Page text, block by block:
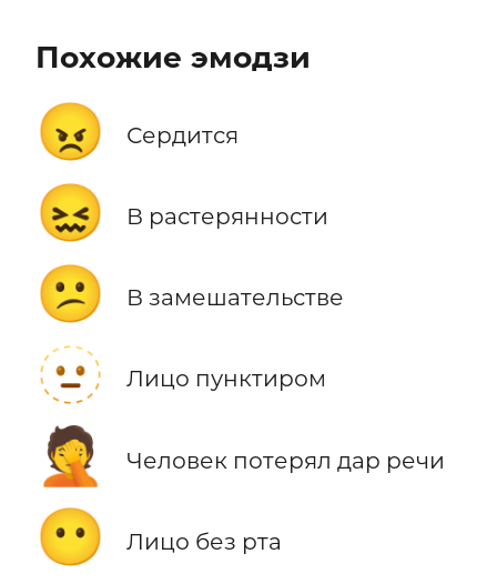
Похожие эмодзи
😠 Сердится
😖 В растерянности
😕 В замешательстве
🫥 Лицо пунктиром
🤦 Человек потерял дар речи
😶 Лицо без рта